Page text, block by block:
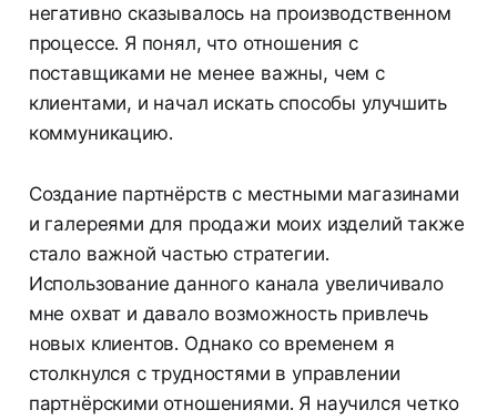
негативно сказывалось на производственном
процессе. Я понял, что отношения с
поставщиками не менее важны, чем с
клиентами, и начал искать способы улучшить
коммуникацию.
Создание партнёрств с местными магазинами
и галереями для продажи моих изделий также
стало важной частью стратегии.
Использование данного канала увеличивало
мне охват и давало возможность привлечь
новых клиентов. Однако со временем я
столкнулся с трудностями в управлении
партнёрскими отношениями. Я научился четко